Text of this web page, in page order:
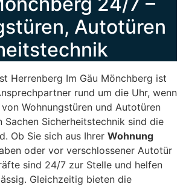
Autotüren
Herrenberg Im Gäu Mönchberg ist
rund um die Uhr, wenn
Wohnungstüren und Autotüren
Sachen Sicherheitstechnik sind die
Ob Sie sich aus Ihrer Wohnung
oder vor verschlossener Autotür
sind 24/7 zur Stelle und helfen
Gleichzeitig bieten die